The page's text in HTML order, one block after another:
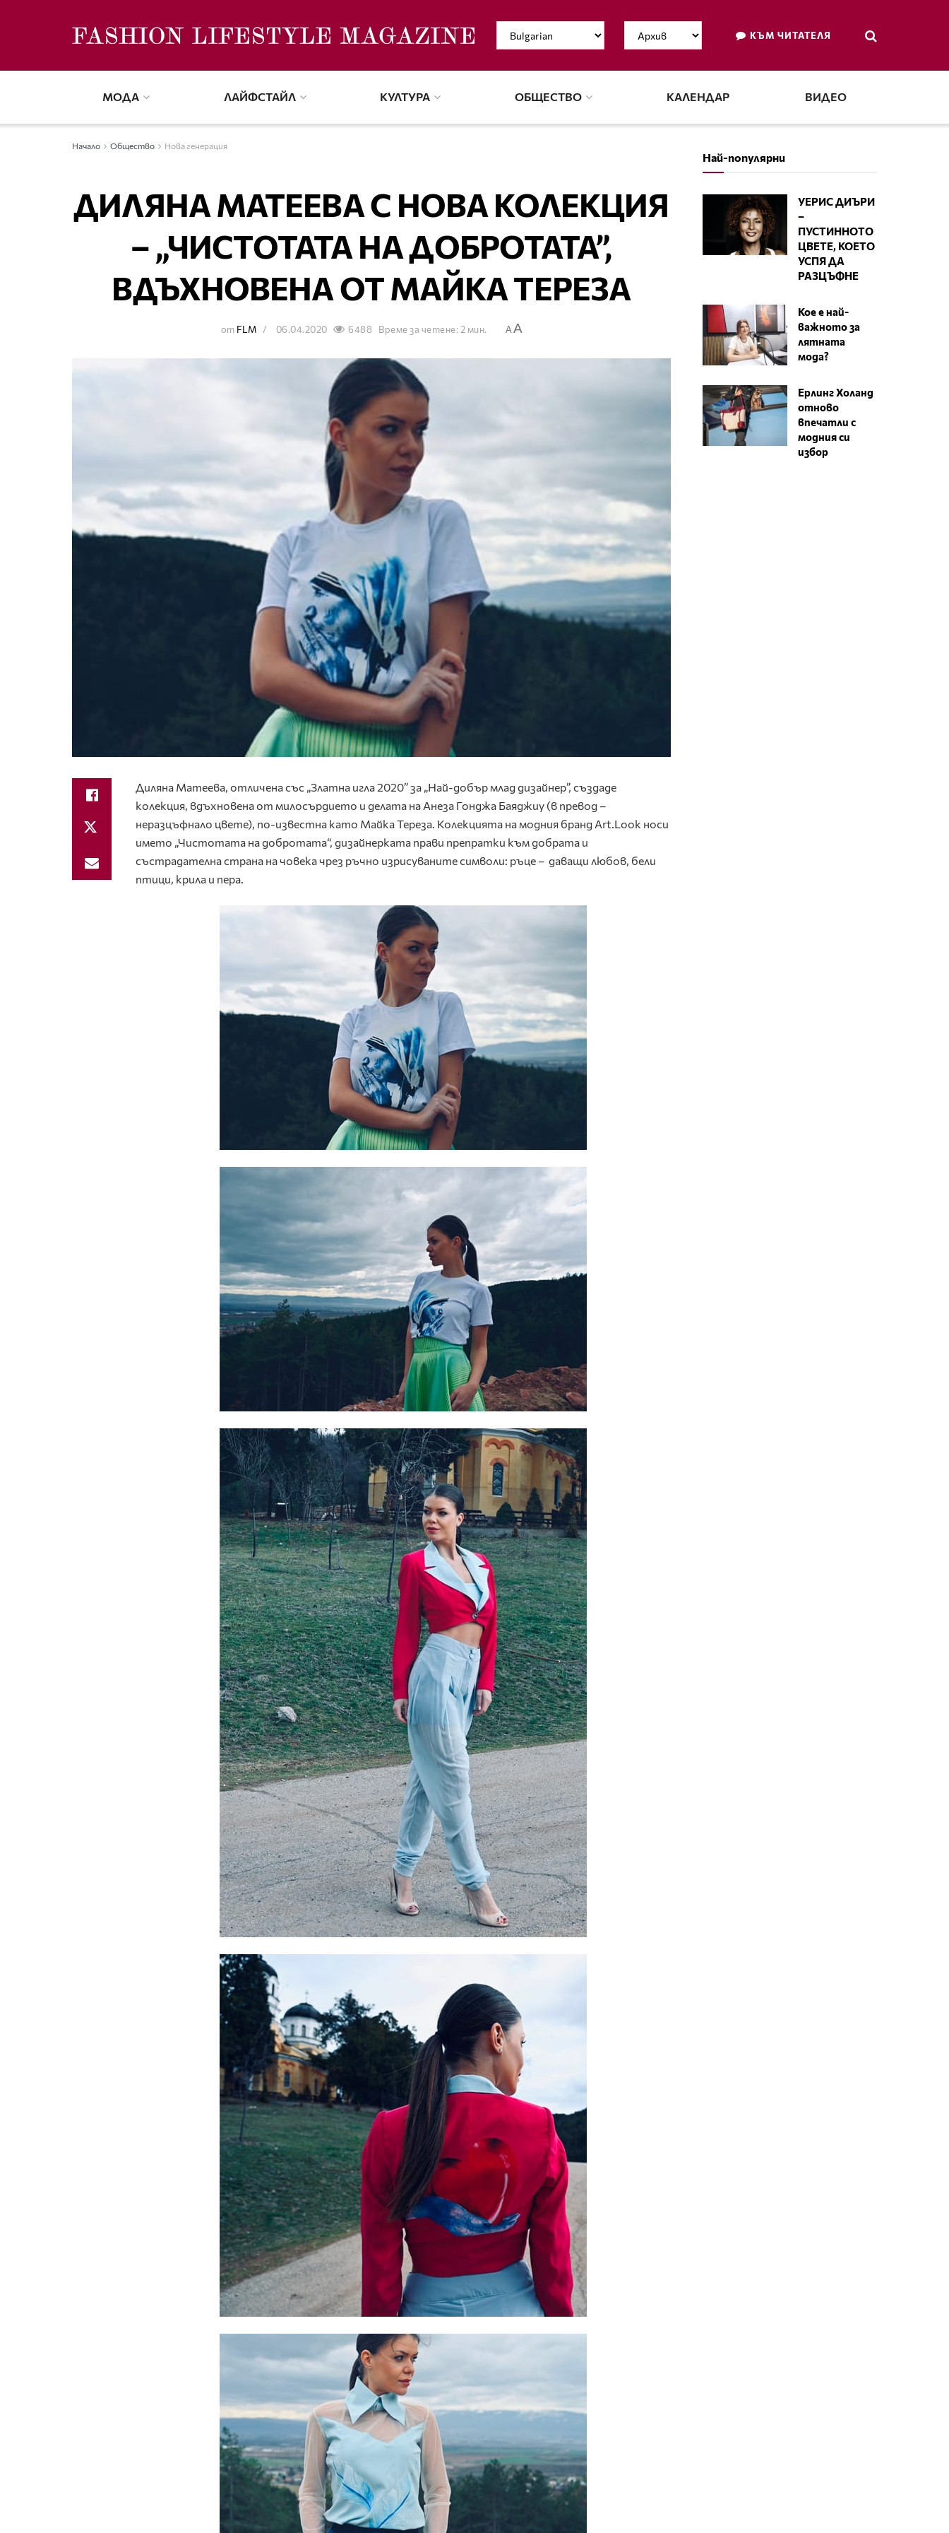
КЪМ ЧИТАТЕЛЯ
МОДА ЛАЙФСТАЙЛ КУЛТУРА ОБЩЕСТВО КАЛЕНДАР ВИДЕО
Начало Общество Нова генерация
ДИЛЯНА МАТЕЕВА С НОВА КОЛЕКЦИЯ
– „ЧИСТОТАТА НА ДОБРОТАТА”,
ВДЪХНОВЕНА ОТ МАЙКА ТЕРЕЗА
от FLM 06.04.2020 6488 Време за четене: 2 мин. AA
Диляна Матеева, отличена със „Златна игла 2020” за „Най-добър млад дизайнер”, създаде
колекция, вдъхновена от милосърдието и делата на Анеза Гонджа Баяджиу (в превод –
неразцъфнало цвете), по-известна като Майка Тереза. Колекцията на модния бранд Art.Look носи
името „Чистотата на добротата“, дизайнерката прави препратки към добрата и
състрадателна страна на човека чрез ръчно изрисуваните символи: ръце – даващи любов, бели
птици, крила и пера.
Най-популярни
УЕРИС ДИЪРИ
–
ПУСТИННОТО
ЦВЕТЕ, КОЕТО
УСПЯ ДА
РАЗЦЪФНЕ
Кое е най-
важното за
лятната
мода?
Ерлинг Холанд
отново
впечатли с
модния си
избор